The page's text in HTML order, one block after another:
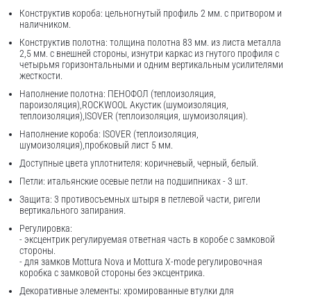
Конструктив короба: цельногнутый профиль 2 мм. с притвором и
наличником.
Конструктив полотна: толщина полотна 83 мм. из листа металла
2,5 мм. с внешней стороны, изнутри каркас из гнутого профиля с
четырьмя горизонтальными и одним вертикальным усилителями
жесткости.
Наполнение полотна: ПЕНОФОЛ (теплоизоляция,
пароизоляция),ROCKWOOL Акустик (шумоизоляция,
теплоизоляция),ISOVER (теплоизоляция, шумоизоляция).
Наполнение короба: ISOVER (теплоизоляция,
шумоизоляция),пробковый лист 5 мм.
Доступные цвета уплотнителя: коричневый, черный, белый.
Петли: итальянские осевые петли на подшипниках - 3 шт.
Защита: 3 противосъемных штыря в петлевой части, ригели
вертикального запирания.
Регулировка:
- эксцентрик регулируемая ответная часть в коробе с замковой
стороны.
- для замков Mottura Nova и Mottura X-mode регулировочная
коробка с замковой стороны без эксцентрика.
Декоративные элементы: хромированные втулки для